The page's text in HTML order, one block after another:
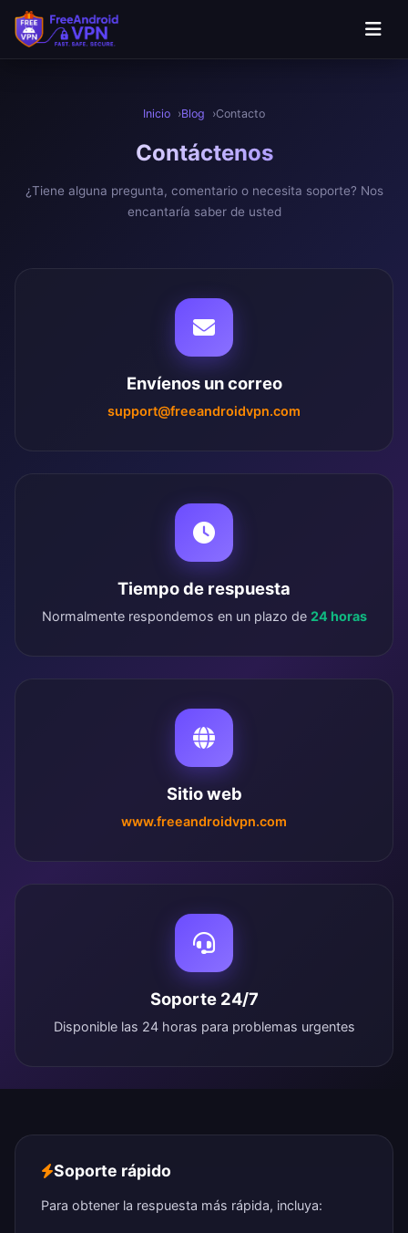
Saltar al contenido principal
Inicio Blog Contacto
Contáctenos
¿Tiene alguna pregunta, comentario o necesita soporte? Nos
encantaría saber de usted
Envíenos un correo
support@freeandroidvpn.com
Tiempo de respuesta
Normalmente respondemos en un plazo de 24 horas
Sitio web
www.freeandroidvpn.com
Soporte 24/7
Disponible las 24 horas para problemas urgentes
Soporte rápido
Para obtener la respuesta más rápida, incluya: